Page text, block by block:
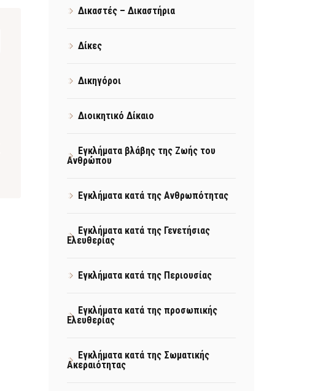
Δικαστές – Δικαστήρια
Δίκες
Δικηγόροι
Διοικητικό Δίκαιο
Εγκλήματα βλάβης της Ζωής του
Ανθρώπου
Εγκλήματα κατά της Ανθρωπότητας
Εγκλήματα κατά της Γενετήσιας
Ελευθερίας
Εγκλήματα κατά της Περιουσίας
Εγκλήματα κατά της προσωπικής
Ελευθερίας
Εγκλήματα κατά της Σωματικής
Ακεραιότητας